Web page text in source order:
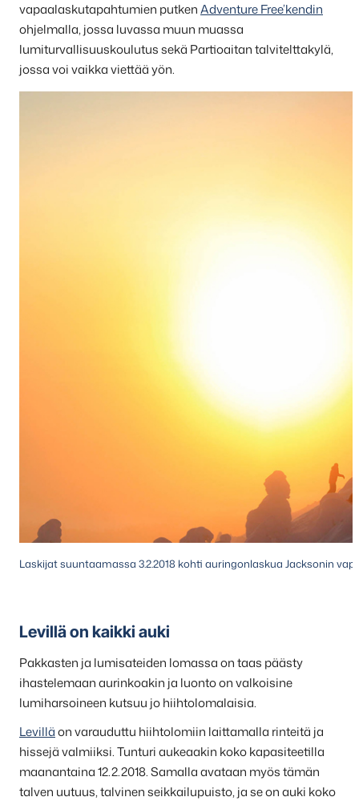
vapaalaskutapahtumien putkenAdventure Free’kendin
ohjelmalla, jossa luvassa muun muassa
lumiturvallisuuskoulutus sekä Partioaitan talvitelttakylä,
jossa voi vaikka viettää yön.
Laskijat suuntaamassa 3.2.2018 kohti auringonlaskua Jacksonin
Levillä on kaikki auki
Pakkasten ja lumisateiden lomassa on taas päästy
ihastelemaan aurinkoakin ja luonto on valkoisine
lumiharsoineen kutsuu jo hiihtolomalaisia.
Levilläon varauduttu hiihtolomiin laittamalla rinteitä ja
hissejä valmiiksi. Tunturi aukeaakin koko kapasiteetilla
maanantaina 12.2.2018. Samalla avataan myös tämän
talven uutuus, talvinen seikkailupuisto, ja se on auki koko